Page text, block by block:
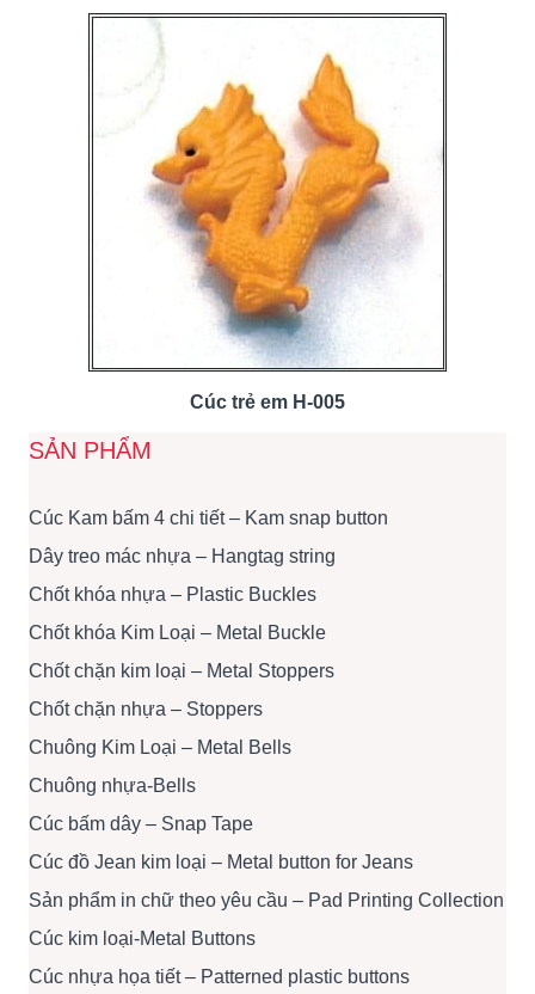
Cúc trẻ em H-005
SẢN PHẨM
Cúc Kam bấm 4 chi tiết – Kam snap button
Dây treo mác nhựa – Hangtag string
Chốt khóa nhựa – Plastic Buckles
Chốt khóa Kim Loại – Metal Buckle
Chốt chặn kim loại – Metal Stoppers
Chốt chặn nhựa – Stoppers
Chuông Kim Loại – Metal Bells
Chuông nhựa-Bells
Cúc bấm dây – Snap Tape
Cúc đồ Jean kim loại – Metal button for Jeans
Sản phẩm in chữ theo yêu cầu – Pad Printing Collection
Cúc kim loại-Metal Buttons
Cúc nhựa họa tiết – Patterned plastic buttons